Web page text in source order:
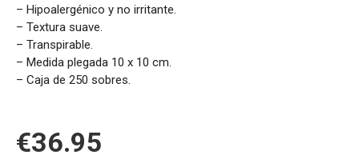
– Hipoalergénico y no irritante.
– Textura suave.
– Transpirable.
– Medida plegada 10 x 10 cm.
– Caja de 250 sobres.
€36.95